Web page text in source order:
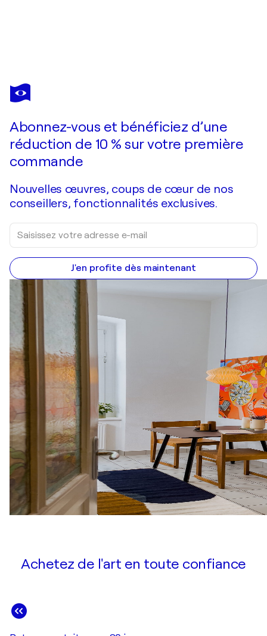
SEBASTIAN MERK
The Power Of Light
Abonnez-vous et bénéficiez d’une
réduction de 10 % sur votre première
commande
Nouvelles œuvres, coups de cœur de nos
conseillers, fonctionnalités exclusives.
J'en profite dès maintenant
Achetez de l'art en toute confiance